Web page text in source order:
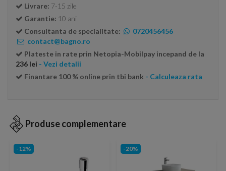
Livrare: 7-15 zile
Garantie: 10 ani
Consultanta de specialitate:
0720456456
contact@bagno.ro
Plateste in rate prin Netopia-Mobilpay incepand de la
236 lei - Vezi detalii
Finantare 100 % online prin tbi bank - Calculeaza rata
Produse complementare
-12% -20%